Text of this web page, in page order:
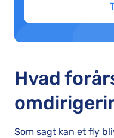
Hvad
Som sagt kan et fly